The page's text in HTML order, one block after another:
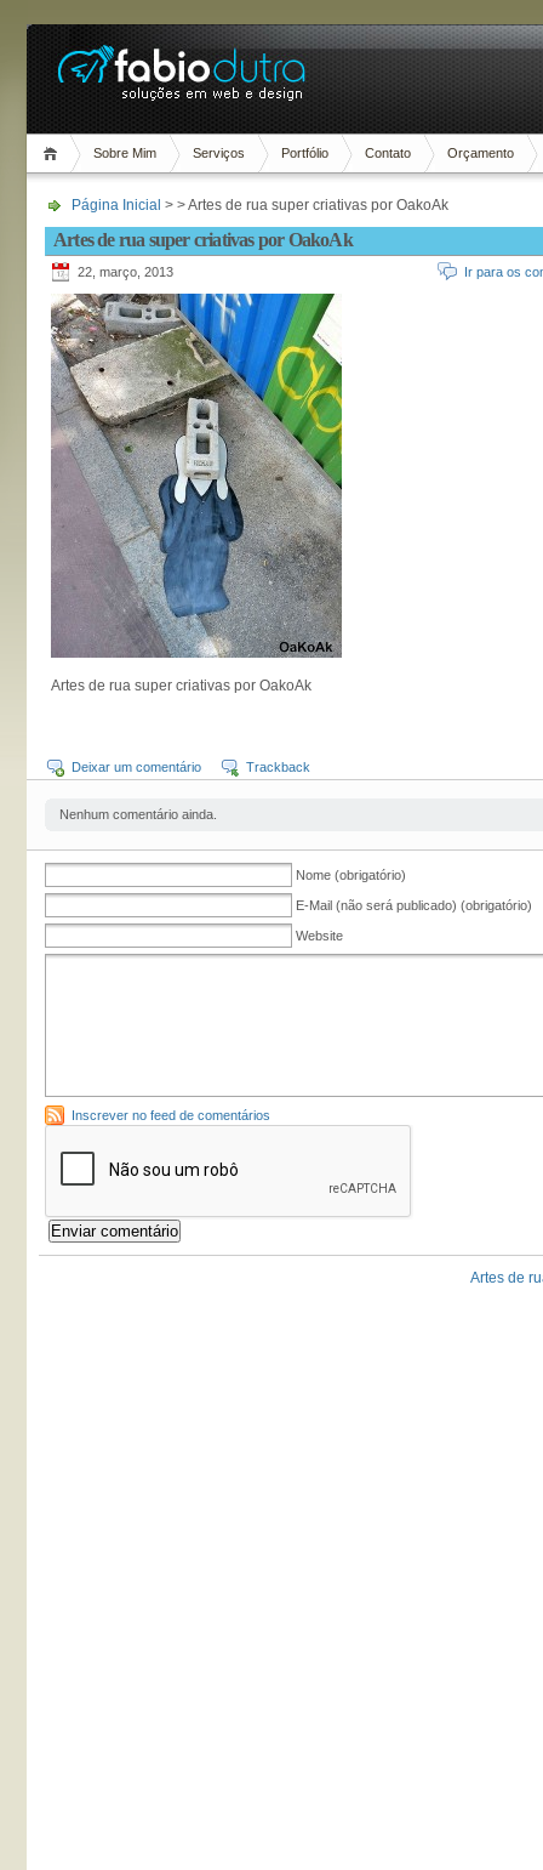
Sobre Mim Serviços Portfólio Contato Orçamento
Página Inicial > > Artes de rua super criativas por OakoAk
Artes de rua super criativas por OakoAk
22, março, 2013 Ir para os
Artes de rua super criativas por OakoAk
Deixar um comentário Trackback
Nenhum comentário ainda.
Nome (obrigatório)
E-Mail (não será publicado) (obrigatório)
Website
Inscrever no feed de comentários
Artes de